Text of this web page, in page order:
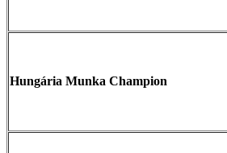
Hungária Munka Champion